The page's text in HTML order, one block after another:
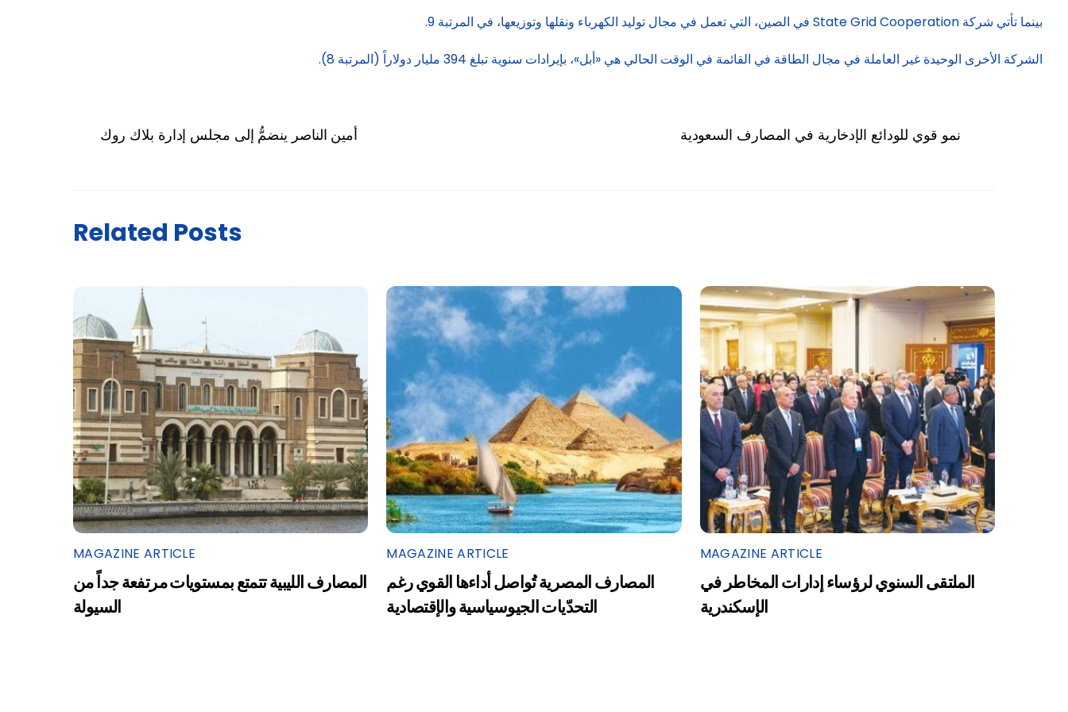
بينما تأتي شركة State Grid Cooperation في الصين، التي تعمل في مجال توليد الكهرباء ونقلها وتوزيعها، في المرتبة 9.
الشركة الأخرى الوحيدة غير العاملة في مجال الطاقة في القائمة في الوقت الحالي هي «أبل»، بإيرادات سنوية تبلغ 394 مليار دولاراً (المرتبة 8).
أمين الناصر ينضمُّ إلى مجلس إدارة بلاك روك
Related Posts
MAGAZINE ARTICLE
المصارف الليبية تتمتع بمستويات مرتفعة جداً من
السيولة
MAGAZINE ARTICLE
المصارف المصرية تُواصل أداءها القوي رغم
التحدّيات الجيوسياسية والإقتصادية
MAGAZINE ARTICLE
الملتقى السنوي لرؤساء إدارات المخاطر في